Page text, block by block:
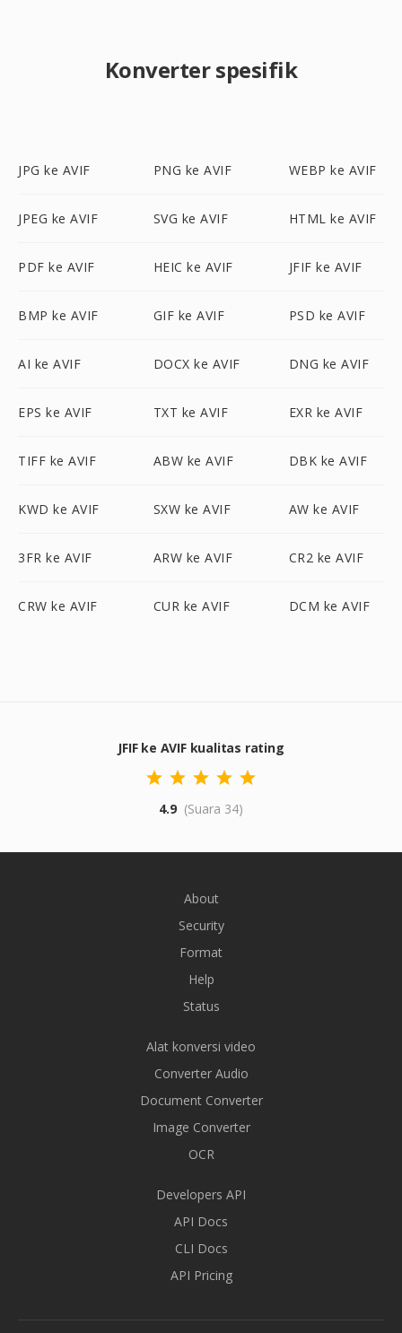
Konverter spesifik
JPG ke AVIF PNG ke AVIF WEBP ke AVIF
JPEG ke AVIF SVG ke AVIF HTML ke AVIF
PDF ke AVIF HEIC ke AVIF JFIF ke AVIF
BMP ke AVIF GIF ke AVIF PSD ke AVIF
AI ke AVIF DOCX ke AVIF DNG ke AVIF
EPS ke AVIF TXT ke AVIF EXR ke AVIF
TIFF ke AVIF ABW ke AVIF DBK ke AVIF
KWD ke AVIF SXW ke AVIF AW ke AVIF
3FR ke AVIF ARW ke AVIF CR2 ke AVIF
CRW ke AVIF CUR ke AVIF DCM ke AVIF
JFIF ke AVIF kualitas rating
4.9 (Suara 34)
About
Security
Format
Help
Status
Alat konversi video
Converter Audio
Document Converter
Image Converter
OCR
Developers API
API Docs
CLI Docs
API Pricing